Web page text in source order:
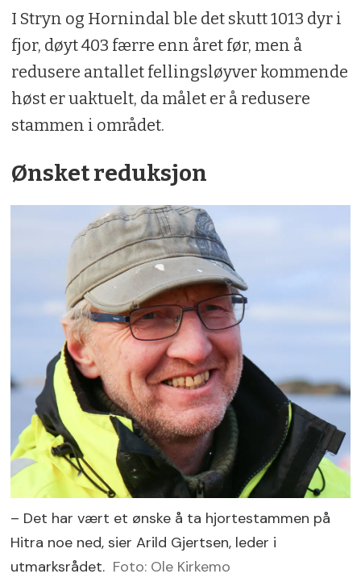
I Stryn og Hornindal ble det skutt 1013 dyr i
fjor, døyt 403 færre enn året før, men å
redusere antallet fellingsløyver kommende
høst er uaktuelt, da målet er å redusere
stammen i området.
Ønsket reduksjon
– Det har vært et ønske å ta hjortestammen på
Hitra noe ned, sier Arild Gjertsen, leder i
utmarksrådet. Foto: Ole Kirkemo